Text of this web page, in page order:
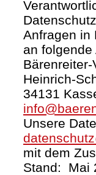
Datenschutz
Anfragen in
an folgende
Heinrich-
34131
Unsere
mit dem
Stand: Mai